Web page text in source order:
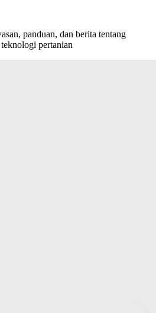
panduan, dan berita tentang
pertanian